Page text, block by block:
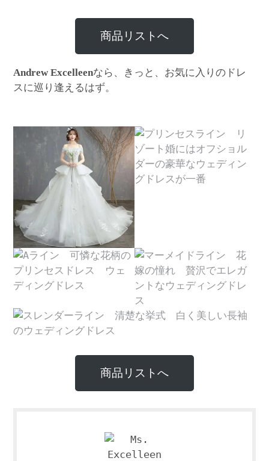
商品リストへ
Andrew Excelleenなら、きっと、お気に入りのドレ
スに巡り逢えるはず。
商品リストへ